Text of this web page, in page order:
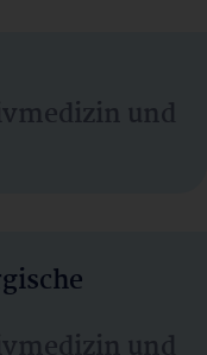
und